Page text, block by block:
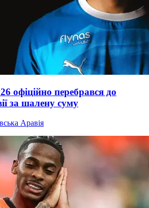
офіційно перебрався до
за шалену суму
Аравія